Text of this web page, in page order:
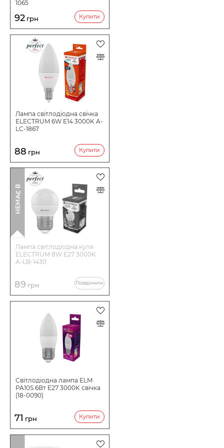
1065
92 грн Купити
Лампа світлодіодна свічка
ELECTRUM 6W E14 3000K A-
LC-1867
88 грн Купити
Лампа світлодіодна куля
ELECTRUM 8W E27 3000K
A-LB-1430
89 грн Повідомити
Н
Е
М
А
Є
В
Н
А
Я
В
Н
О
С
Т І
Світлодіодна лампа ELM
PA10S 6Вт E27 3000K свічка
(18-0090)
71 грн Купити